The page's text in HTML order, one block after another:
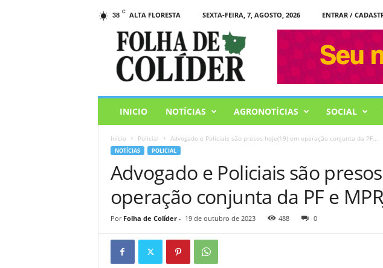
38 C ALTA FLORESTA SEXTA-FEIRA, 7, AGOSTO, 2026
ENTRAR /
INICIO NOTÍCIAS AGRONOTÍCIAS SOCIAL
Início Policial Advogado e Policiais são presos hoje(19) em operação conjunta da PF...
NOTÍCIAS POLICIAL
Advogado e Policiais são
operação conjunta da PF e
Por Folha de Colíder- 19 de outubro de 2023 488 0